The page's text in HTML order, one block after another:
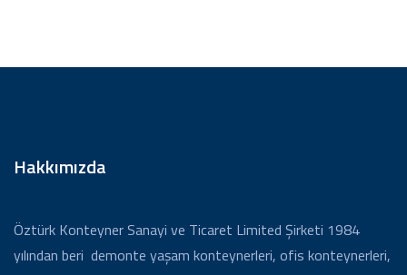
Hakkımızda
Öztürk Konteyner Sanayi ve Ticaret Limited Şirketi 1984
yılından beri demonte yaşam konteynerleri, ofis konteynerleri,